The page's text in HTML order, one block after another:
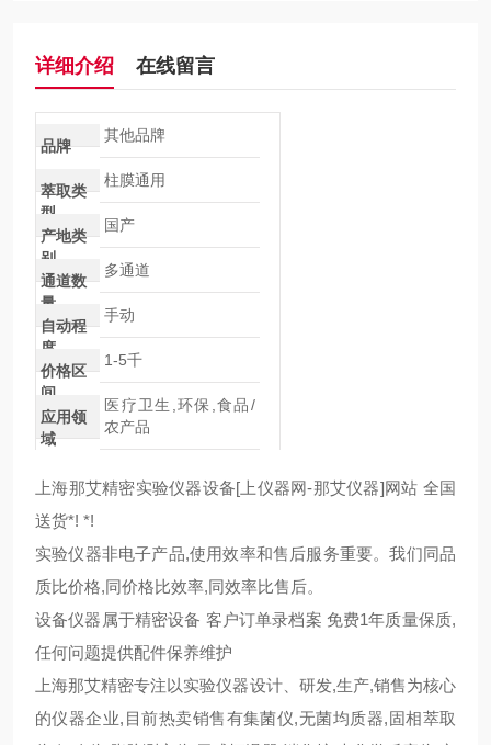
详细介绍 在线留言
品牌
其他品牌
萃取类
型
柱膜通用
产地类
别
国产
通道数
量
多通道
自动程
度
手动
价格区
间
1-5千
应用领
域
医疗卫生,环保,食品/
农产品
上海那艾精密实验仪器设备[上仪器网-那艾仪器]网站 全国
送货*! *!
实验仪器非电子产品,使用效率和售后服务重要。我们同品
质比价格,同价格比效率,同效率比售后。
设备仪器属于精密设备 客户订单录档案 免费1年质量保质,
任何问题提供配件保养维护
上海那艾精密专注以实验仪器设计、研发,生产,销售为核心
的仪器企业,目前热卖销售有集菌仪,无菌均质器,固相萃取